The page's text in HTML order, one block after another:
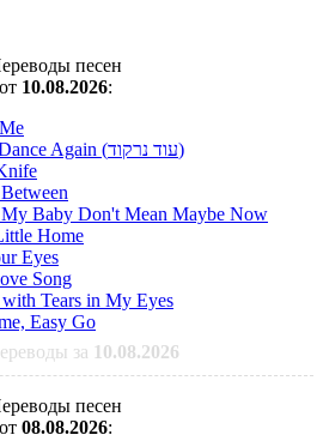
песен
от 10.08.2026:
- We Will Dance Again (עוד נרקוד)
My Baby Don't Mean Maybe Now
Home
Eyes
Song
Tears in My Eyes
Easy Go
за 10.08.2026
песен
от 08.08.2026: